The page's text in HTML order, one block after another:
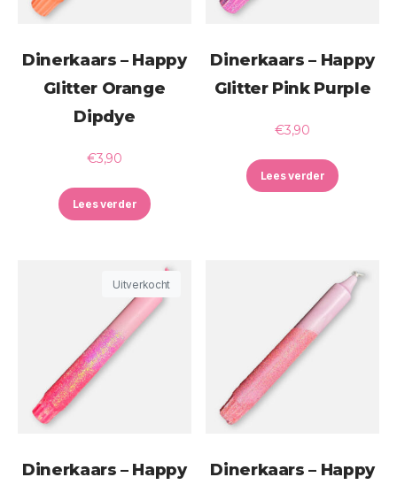
Dinerkaars – Happy
Glitter Orange
Dipdye
€3,90
Lees verder
Dinerkaars – Happy
Glitter Pink Purple
€3,90
Lees verder
Uitverkocht
Dinerkaars – Happy Dinerkaars – Happy